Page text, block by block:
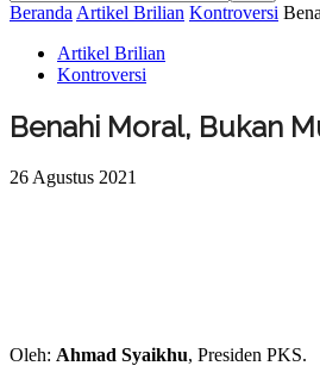
Beranda Artikel Brilian Kontroversi
Artikel Brilian
Kontroversi
Benahi Moral, Bukan
26 Agustus 2021
Oleh: Ahmad Syaikhu, Presiden PKS.